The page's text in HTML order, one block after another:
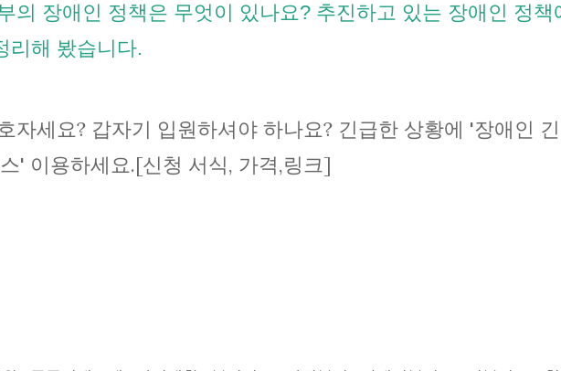
의 장애인 정책은 무엇이 있나요? 추진하고 있는 장애인 정책
리해 봤습니다.
자세요? 갑자기 입원하셔야 하나요? 긴급한 상황에 '장애인 긴
' 이용하세요.[신청 서식, 가격,링크]